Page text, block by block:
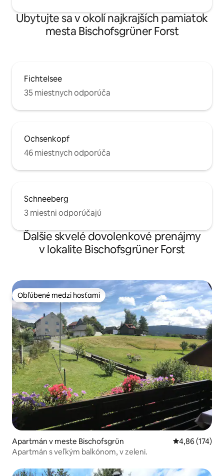
Ubytujte sa v okolí najkrajších pamiatok
mesta Bischofsgrüner Forst
Fichtelsee
35 miestnych odporúča
Ochsenkopf
46 miestnych odporúča
Schneeberg
3 miestni odporúčajú
Ďalšie skvelé dovolenkové prenájmy
v lokalite Bischofsgrüner Forst
Obľúbené medzi hosťami
Obľúbené medzi hosťami
Apartmán v meste Bischofsgrün Priemerné
4,86 (174)
Apartmán s veľkým balkónom, v zeleni.